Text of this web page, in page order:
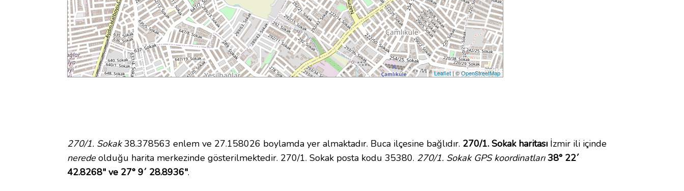
Leaflet| ©OpenStreetMap
270/1. Sokak38.378563 enlem ve 27.158026 boylamda yer almaktadır. Buca ilçesine bağlıdır. 270/1. Sokak haritası İzmir ili içinde
neredeolduğu harita merkezinde gösterilmektedir. 270/1. Sokak posta kodu 35380. 270/1. Sokak GPS koordinatları 38° 22´
42.8268" ve 27° 9´ 28.8936".